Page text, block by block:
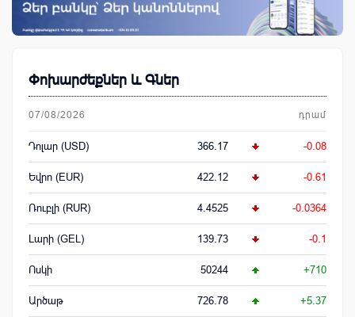
Փոխարժեքներ և Գներ
07/08/2026 դրամ
Դոլար (USD) 366.17 -0.08
Եվրո (EUR) 422.12 -0.61
Ռուբլի (RUR) 4.4525 -0.0364
Լարի (GEL) 139.73 -0.1
Ոսկի 50244 +710
Արծաթ 726.78 +5.37